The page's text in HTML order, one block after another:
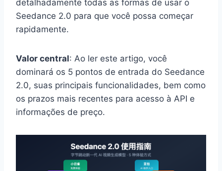
detalhadamente todas as formas de usar o
Seedance 2.0 para que você possa começar
rapidamente.
Valor central: Ao ler este artigo, você
dominará os 5 pontos de entrada do Seedance
2.0, suas principais funcionalidades, bem como
os prazos mais recentes para acesso à API e
informações de preço.